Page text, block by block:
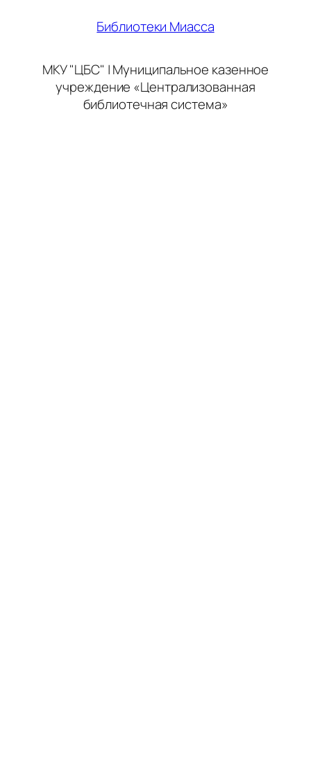
Библиотеки Миасса
МКУ "ЦБС" | Муниципальное казенное
учреждение «Централизованная
библиотечная система»